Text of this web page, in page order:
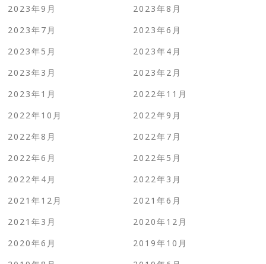
2023年9月
2023年8月
2023年7月
2023年6月
2023年5月
2023年4月
2023年3月
2023年2月
2023年1月
2022年11月
2022年10月
2022年9月
2022年8月
2022年7月
2022年6月
2022年5月
2022年4月
2022年3月
2021年12月
2021年6月
2021年3月
2020年12月
2020年6月
2019年10月